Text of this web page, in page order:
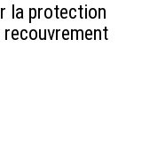
la protection